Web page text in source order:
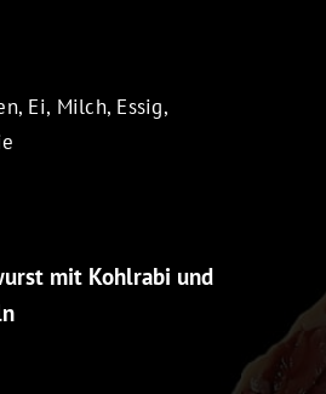
Ei, Milch, Essig,
mit Kohlrabi und